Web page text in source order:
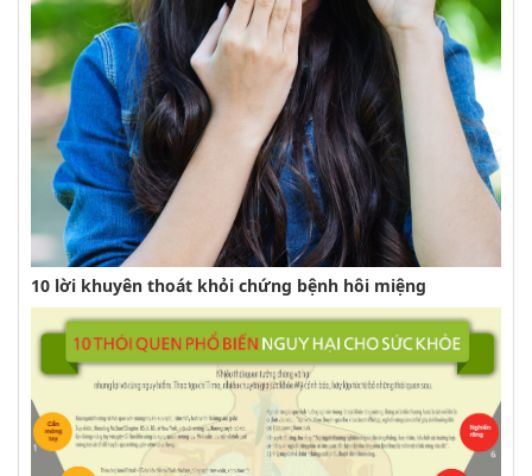
10 lời khuyên thoát khỏi chứng bệnh hôi miệng